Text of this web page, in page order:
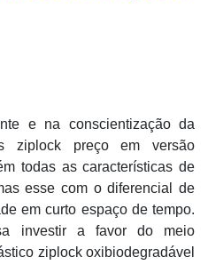
e na conscientização da
ziplock preço em versão
todas as características de
esse com o diferencial de
em curto espaço de tempo.
investir a favor do meio
ziplock oxibiodegradável